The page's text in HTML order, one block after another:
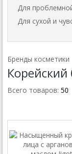
Для
Для сухой и
Бренды косметики
Всего товаров: 50